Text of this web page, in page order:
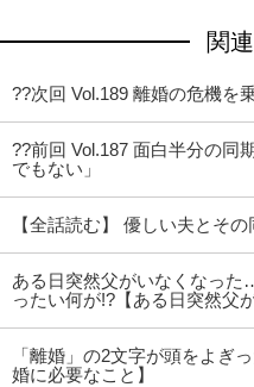
関
??次回 Vol.189 離婚の危機
??前回 Vol.187 面白半分の同
でもない」
【全話読む】 優しい夫とその
ある日突然父がいなくなっ
ったい何が!?【ある日突然父
「離婚」の2文字が頭をよぎ
婚に必要なこと】